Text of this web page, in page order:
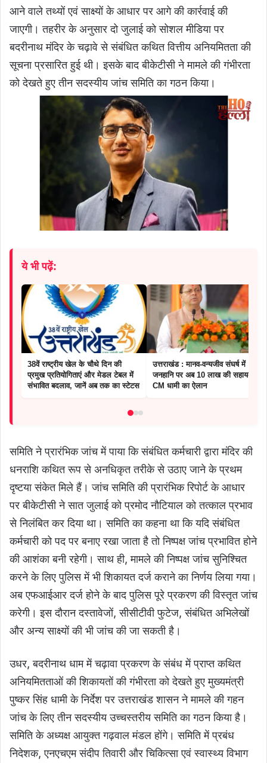
आने वाले तथ्यों एवं साक्ष्यों के आधार पर आगे की कार्रवाई की
जाएगी। तहरीर के अनुसार दो जुलाई को सोशल मीडिया पर
बदरीनाथ मंदिर के चढ़ावे से संबंधित कथित वित्तीय अनियमितता की
सूचना प्रसारित हुई थी। इसके बाद बीकेटीसी ने मामले की गंभीरता
को देखते हुए तीन सदस्यीय जांच समिति का गठन किया।
ये भी पढ़ें:
38वें राष्ट्रीय खेल के चौथे दिन की
प्रमुख प्रतियोगिताएं और मेडल टेबल में
संभावित बदलाव, जानें अब तक का स्टेटस
उत्तराखंड : मानव-वन्यजीव संघर्ष में
जनहानि पर अब 10 लाख की सहायता,
CM धामी का ऐलान
समिति ने प्रारंभिक जांच में पाया कि संबंधित कर्मचारी द्वारा मंदिर की
धनराशि कथित रूप से अनधिकृत तरीके से उठाए जाने के प्रथम
दृष्टया संकेत मिले हैं। जांच समिति की प्रारंभिक रिपोर्ट के आधार
पर बीकेटीसी ने सात जुलाई को प्रमोद नौटियाल को तत्काल प्रभाव
से निलंबित कर दिया था। समिति का कहना था कि यदि संबंधित
कर्मचारी को पद पर बनाए रखा जाता है तो निष्पक्ष जांच प्रभावित होने
की आशंका बनी रहेगी। साथ ही, मामले की निष्पक्ष जांच सुनिश्चित
करने के लिए पुलिस में भी शिकायत दर्ज कराने का निर्णय लिया गया।
अब एफआईआर दर्ज होने के बाद पुलिस पूरे प्रकरण की विस्तृत जांच
करेगी। इस दौरान दस्तावेजों, सीसीटीवी फुटेज, संबंधित अभिलेखों
और अन्य साक्ष्यों की भी जांच की जा सकती है।
उधर, बदरीनाथ धाम में चढ़ावा प्रकरण के संबंध में प्राप्त कथित
अनियमितताओं की शिकायतों की गंभीरता को देखते हुए मुख्यमंत्री
पुष्कर सिंह धामी के निर्देश पर उत्तराखंड शासन ने मामले की गहन
जांच के लिए तीन सदस्यीय उच्चस्तरीय समिति का गठन किया है।
समिति के अध्यक्ष आयुक्त गढ़वाल मंडल होंगे। समिति में प्रबंध
निदेशक, एनएचएम संदीप तिवारी और चिकित्सा एवं स्वास्थ्य विभाग